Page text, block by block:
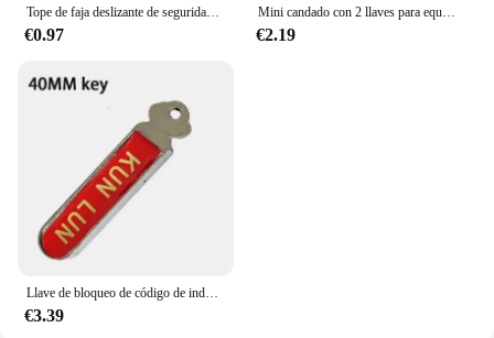
Tope de faja deslizante de seguridad para bebé, cerraduras de gabinete sin llave, para puerta corredera, ventana, armario, fuerte adhesivo, sin taladros, 2 piezas
€0.97
Mini candado con 2 llaves para equipaje, candado de aleación de Zinc para maleta de viaje, Candados de seguridad antirrobo para casilleros, 6 u 8 piezas
€2.19
Llave de bloqueo de código de inducción magnética de 2 piezas, solo aplicable a nuestra cerradura de tira magnética de tienda
€3.39